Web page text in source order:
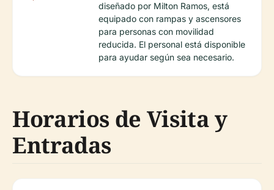
diseñado por Milton Ramos, está
equipado con rampas y ascensores
para personas con movilidad
reducida. El personal está disponible
para ayudar según sea necesario.
Horarios de Visita y
Entradas